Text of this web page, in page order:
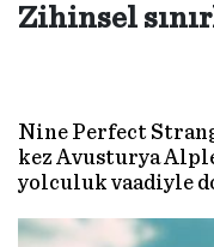
Zihinsel
Nine Perfect
kez Avusturya
yolculuk vaadiyle
dizinin ikinci